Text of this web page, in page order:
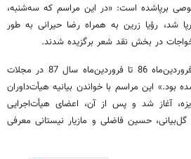
برپاشده است: «در این مراسم که سه‌شنبه،
شد، رؤیا زرین به همراه رضا حیرانی به طور
در بخش نقد شعر برگزیده شدند.
آثار این افراد در فاصله زمانی فروردین‌ماه 86 تا فروردین‌ماه سال 87 در مجلات
بود.» این مراسم با خواندن بیانیه هیأت‌داوران
آغاز شد و پس از آن، اعضای هیأت‌اجرایی
حسین فاضلی و مازیار نیستانی معرفی